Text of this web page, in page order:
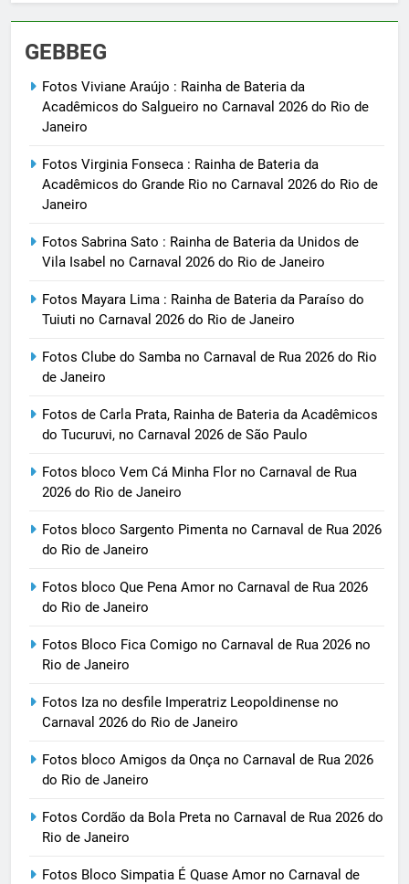
GEBBEG
Fotos Viviane Araújo : Rainha de Bateria da
Acadêmicos do Salgueiro no Carnaval 2026 do Rio de
Janeiro
Fotos Virginia Fonseca : Rainha de Bateria da
Acadêmicos do Grande Rio no Carnaval 2026 do Rio de
Janeiro
Fotos Sabrina Sato : Rainha de Bateria da Unidos de
Vila Isabel no Carnaval 2026 do Rio de Janeiro
Fotos Mayara Lima : Rainha de Bateria da Paraíso do
Tuiuti no Carnaval 2026 do Rio de Janeiro
Fotos Clube do Samba no Carnaval de Rua 2026 do Rio
de Janeiro
Fotos de Carla Prata, Rainha de Bateria da Acadêmicos
do Tucuruvi, no Carnaval 2026 de São Paulo
Fotos bloco Vem Cá Minha Flor no Carnaval de Rua
2026 do Rio de Janeiro
Fotos bloco Sargento Pimenta no Carnaval de Rua 2026
do Rio de Janeiro
Fotos bloco Que Pena Amor no Carnaval de Rua 2026
do Rio de Janeiro
Fotos Bloco Fica Comigo no Carnaval de Rua 2026 no
Rio de Janeiro
Fotos Iza no desfile Imperatriz Leopoldinense no
Carnaval 2026 do Rio de Janeiro
Fotos bloco Amigos da Onça no Carnaval de Rua 2026
do Rio de Janeiro
Fotos Cordão da Bola Preta no Carnaval de Rua 2026 do
Rio de Janeiro
Fotos Bloco Simpatia É Quase Amor no Carnaval de